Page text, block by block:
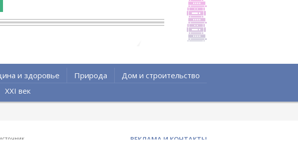
и здоровье Природа
Дом и строительство
XXI век
РЕКЛАМА И КОНТАКТЫ